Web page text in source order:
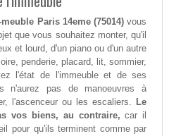
Paris 14eme (75014)vous
que vous souhaitez monter, qu'il
et lourd, d'un piano ou d'un autre
penderie, placard, lit, sommier,
l'état de l'immeuble et de ses
n'aurez pas de manoeuvres à
l'ascenceur ou les escaliers. Le
vos biens, au contraire, car il
pour qu'ils terminent comme par